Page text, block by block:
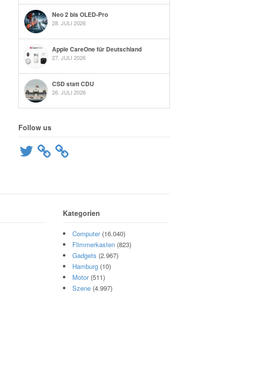
Neo 2 bis OLED-Pro
28. JULI 2026
Apple CareOne für Deutschland
27. JULI 2026
CSD statt CDU
26. JULI 2026
Follow us
Twitter
Kategorien
Computer(16.040)
Flimmerkasten (823)
Gadgets (2.967)
Hamburg (10)
Motor(511)
Szene (4.997)